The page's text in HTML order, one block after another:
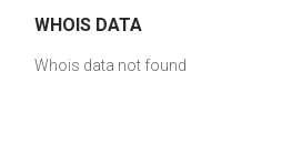
WHOIS DATA
Whois data not found